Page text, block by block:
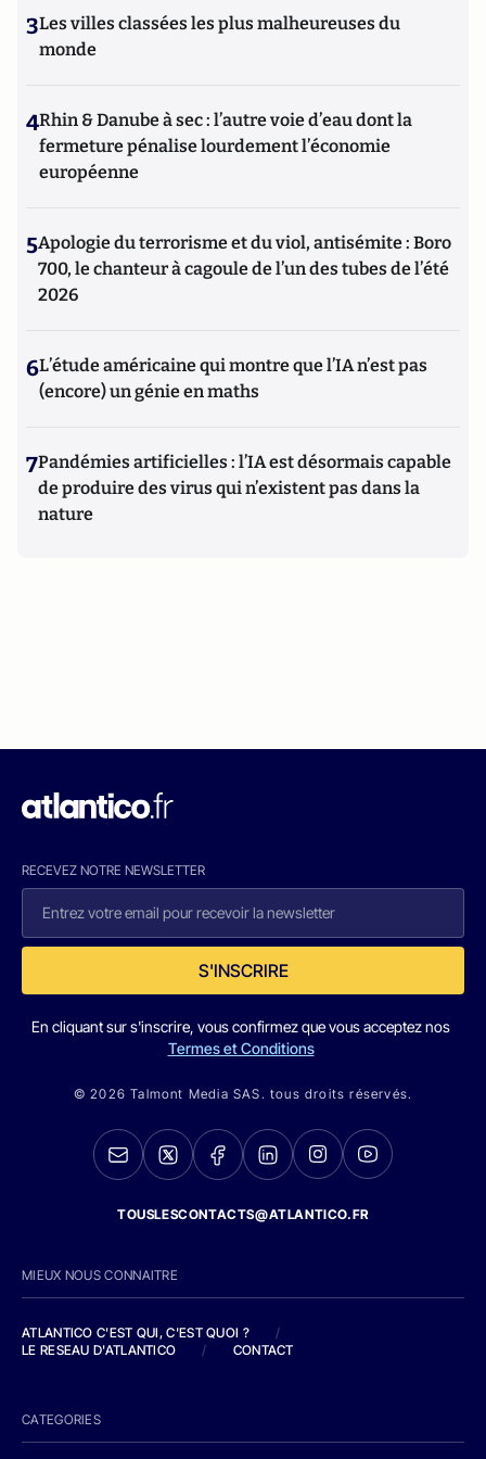
3Les villes classées les plus malheureuses du
monde
4Rhin & Danube à sec : l’autre voie d’eau dont la
fermeture pénalise lourdement l’économie
européenne
5Apologie du terrorisme et du viol, antisémite : Boro
700, le chanteur à cagoule de l’un des tubes de l’été
2026
6L’étude américaine qui montre que l’IA n’est pas
(encore) un génie en maths
7Pandémies artificielles : l’IA est désormais capable
de produire des virus qui n’existent pas dans la
nature
RECEVEZ NOTRE NEWSLETTER
S'INSCRIRE
En cliquant sur s'inscrire, vous confirmez que vous acceptez nos
Termes et Conditions
© 2026 Talmont Media SAS. tous droits réservés.
TOUSLESCONTACTS@ATLANTICO.FR
MIEUX NOUS CONNAITRE
ATLANTICO C'EST QUI, C'EST QUOI ?
/
LE RESEAU D'ATLANTICO
/ CONTACT
CATEGORIES